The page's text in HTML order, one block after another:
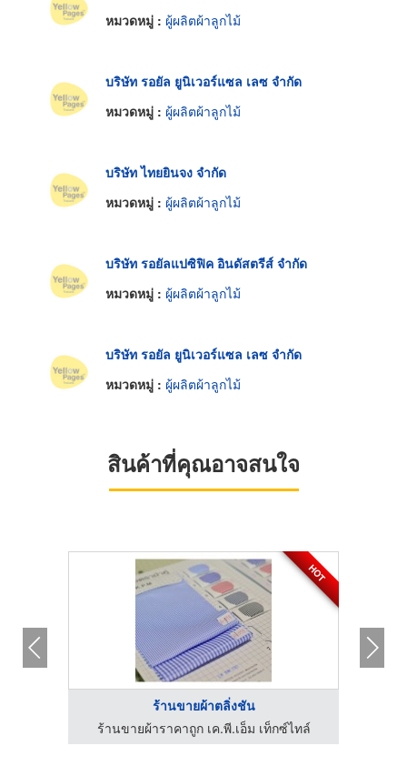
หมวดหมู่ : ผู้ผลิตผ้าลูกไม้
บริษัท รอยัล ยูนิเวอร์แซล เลซ จำกัด
หมวดหมู่ : ผู้ผลิตผ้าลูกไม้
บริษัท ไทยยินจง จำกัด
หมวดหมู่ : ผู้ผลิตผ้าลูกไม้
บริษัท รอยัลแปซิฟิค อินดัสตรีส์ จำกัด
หมวดหมู่ : ผู้ผลิตผ้าลูกไม้
บริษัท รอยัล ยูนิเวอร์แซล เลซ จำกัด
หมวดหมู่ : ผู้ผลิตผ้าลูกไม้
สินค้าที่คุณอาจสนใจ
HOT
ร้านขายผ้าตลิ่งชัน
ร้านขายผ้าราคาถูก เค.พี.เอ็ม เท็กซ์ไทล์